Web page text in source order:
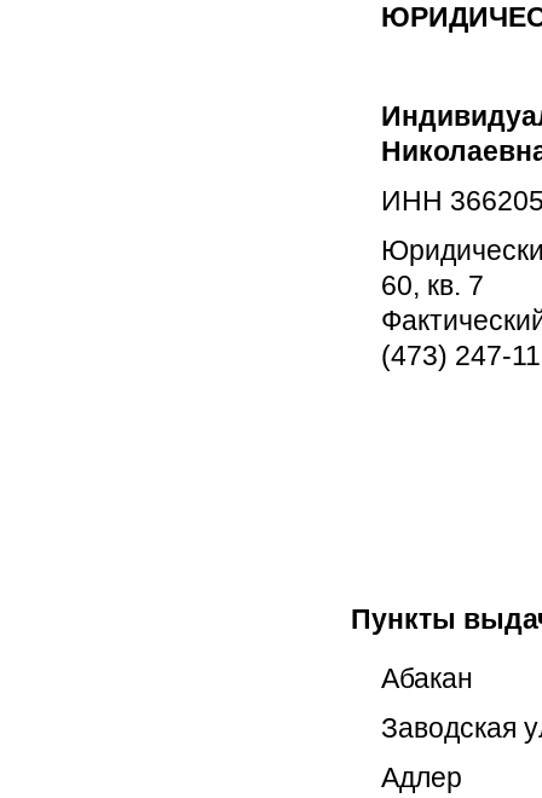
ИНН
60, кв. 7
(473) 247-
Пункты
Абакан
Заводская
Адлер